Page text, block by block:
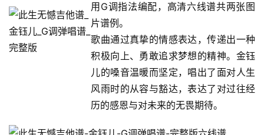
用G调指法编配，高清六线谱共两张图
片谱例。
歌曲通过真挚的情感表达，传递出一种
积极向上、勇敢追求梦想的精神。金钰
儿的嗓音温暖而坚定，唱出了面对人生
风雨时的从容与豁达，表达了对过往经
历的感恩与对未来的无畏期待。